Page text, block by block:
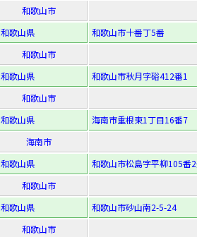
和歌山市
和歌山県
和歌山市十番丁5番
和歌山市
和歌山県
和歌山市秋月字硲412番1
和歌山市
和歌山県
海南市重根東1丁目16番7
海南市
和歌山県
和歌山市松島字平柳105番
和歌山市
和歌山県
和歌山市砂山南2-5-24
和歌山市